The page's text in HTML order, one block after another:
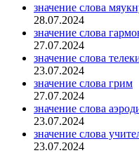
значение слова
28.07.2024
значение слова
27.07.2024
значение слова
23.07.2024
значение слова грим
27.07.2024
значение слова
23.07.2024
значение слова
23.07.2024